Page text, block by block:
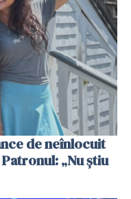
de neînlocuit
„Nu știu